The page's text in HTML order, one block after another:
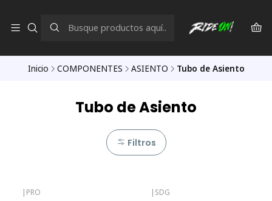
Inicio COMPONENTES ASIENTO Tubo de Asiento
Tubo de Asiento
Filtros
| PRO | SDG